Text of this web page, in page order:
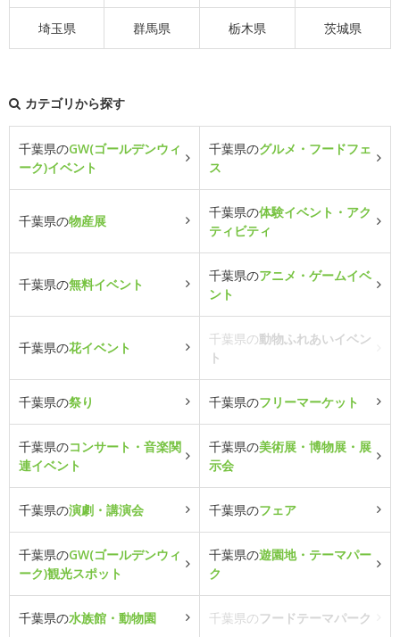
埼玉県 群馬県 栃木県 茨城県
カテゴリから探す
千葉県のGW(ゴールデンウィ
ーク)イベント
千葉県のグルメ・フードフェ
ス
千葉県の物産展
千葉県の体験イベント・アク
ティビティ
千葉県の無料イベント
千葉県のアニメ・ゲームイベ
ント
千葉県の花イベント
千葉県の動物ふれあいイベン
ト
千葉県の祭り 千葉県のフリーマーケット
千葉県のコンサート・音楽関
連イベント
千葉県の美術展・博物展・展
示会
千葉県の演劇・講演会 千葉県のフェア
千葉県のGW(ゴールデンウィ
ーク)観光スポット
千葉県の遊園地・テーマパー
ク
千葉県の水族館・動物園 千葉県のフードテーマパーク